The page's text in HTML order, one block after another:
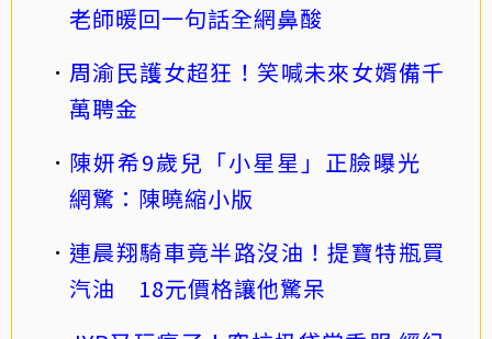
老師暖回一句話全網鼻酸
周渝民護女超狂！笑喊未來女婿備千
萬聘金
陳妍希9歲兒「小星星」正臉曝光
網驚：陳曉縮小版
連晨翔騎車竟半路沒油！提寶特瓶買
汽油 18元價格讓他驚呆